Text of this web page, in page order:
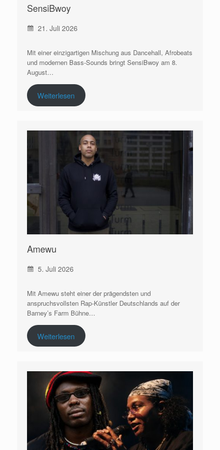
SensiBwoy
21. Juli 2026
Mit einer einzigartigen Mischung aus Dancehall, Afrobeats
und modernen Bass-Sounds bringt SensiBwoy am 8.
August…
Weiterlesen
Amewu
5. Juli 2026
Mit Amewu steht einer der prägendsten und
anspruchsvollsten Rap-Künstler Deutschlands auf der
Barney’s Farm Bühne…
Weiterlesen